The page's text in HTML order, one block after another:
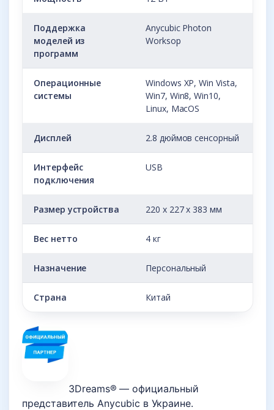
Поддержка
моделей из
программ
Anycubic Photon
Worksop
Операционные
системы
Windows XP, Win Vista,
Win7, Win8, Win10,
Linux, MacOS
Дисплей 2.8 дюймов сенсорный
Интерфейс
подключения
USB
Размер устройства 220 x 227 x 383 мм
Вес нетто 4 кг
Назначение Персональный
Страна Китай
3Dreams® — официальный
представитель Anycubic в Украине.